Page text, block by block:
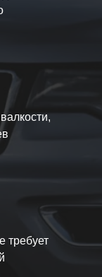
требует